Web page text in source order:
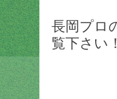
長岡プロ
覧下さい